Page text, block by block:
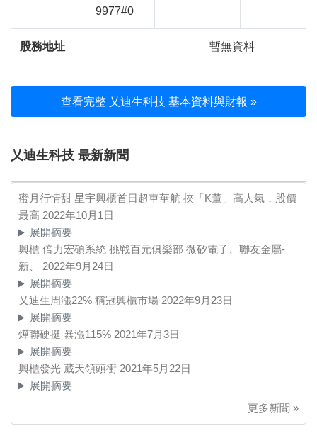
9977#0
股務地址 暫無資料
查看完整 乂迪生科技 基本資料與財報 »
乂迪生科技 最新新聞
蜜月行情甜 星宇興櫃首日超車華航 挾「K董」高人氣，股價
最高 2022年10月1日
展開摘要
興櫃 倍力宏碩系統 挑戰百元俱樂部 微矽電子、聯友金屬-
新、 2022年9月24日
展開摘要
乂迪生周漲22% 稱冠興櫃市場 2022年9月23日
展開摘要
燁聯硬挺 暴漲115% 2021年7月3日
展開摘要
興櫃發光 葳天領頭衝 2021年5月22日
展開摘要
更多新聞 »